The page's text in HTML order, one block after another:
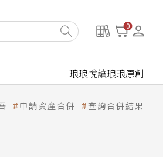
0
琅琅悅讀琅琅原創
申請資產合併 查詢合併結果